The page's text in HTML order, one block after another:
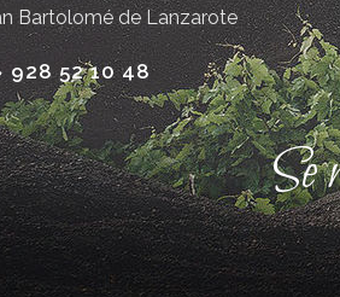
Bartolomé de Lanzarote
928 52 10 48
Se